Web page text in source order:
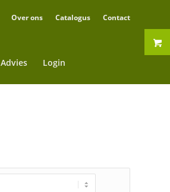
Over ons Catalogus Contact
Advies Login